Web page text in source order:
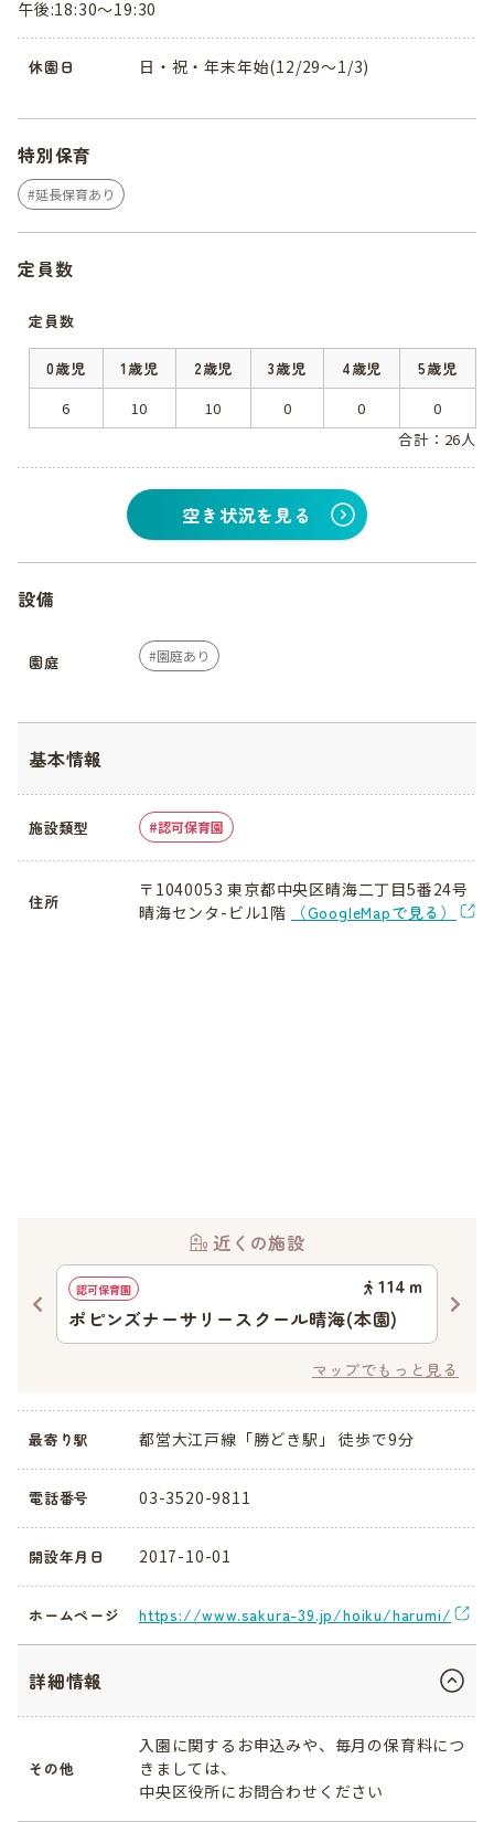
午後:18:30～19:30
休園日 日・祝・年末年始(12/29〜1/3)
特別保育
延長保育あり
定員数
定員数
0歳児 1歳児 2歳児 3歳児 4歳児
5歳児
6
10 10 0 0
0
合計：26人
空き状況を見る
設備
園庭 園庭あり
基本情報
施設類型 認可保育園
住所
〒1040053 東京都中央区晴海二丁目5番24号
晴海センタ-ビル1階
（GoogleMapで見る）
近くの施設
認可保育園 114 ｍ
ポピンズナーサリースクール晴海(本園)
マップでもっと見る
最寄り駅 都営大江戸線「勝どき駅」 徒歩で9分
電話番号 03-3520-9811
開設年月日 2017-10-01
ホームページ https://www.sakura-39.jp/hoiku/harumi/
詳細情報
その他
入園に関するお申込みや、毎月の保育料につ
きましては、
中央区役所にお問合わせください